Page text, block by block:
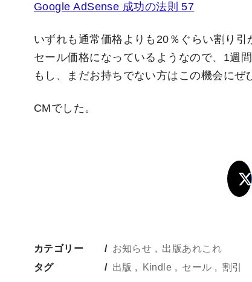
Google AdSense 成功の法則 57
いずれも通常価格よりも20％ぐらい割り
セール価格になっているようなので、1週
もし、まだお持ちでない方はこの機会にぜ
CMでした。
カテゴリー お知らせ
出版あれこれ
タグ
出版 Kindle セール 割引